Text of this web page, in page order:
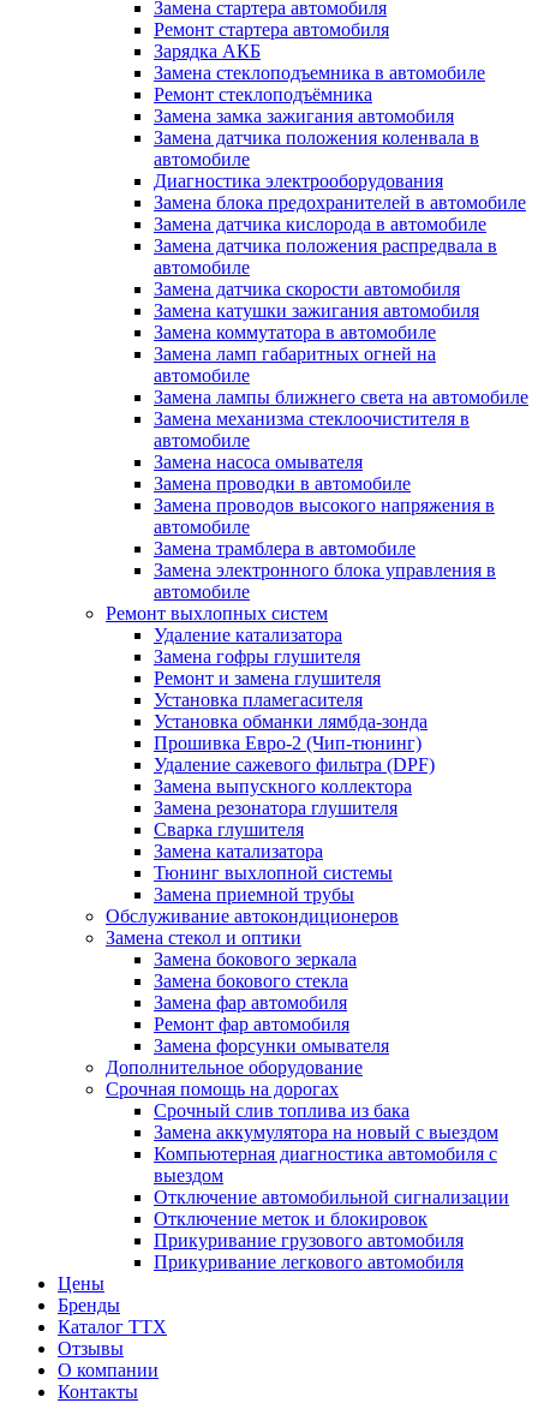
Замена стартера автомобиля
Ремонт стартера автомобиля
Зарядка АКБ
Замена стеклоподъемника в автомобиле
Ремонт стеклоподъёмника
Замена замка зажигания автомобиля
Замена датчика положения коленвала в
автомобиле
Диагностика электрооборудования
Замена блока предохранителей в автомобиле
Замена датчика кислорода в автомобиле
Замена датчика положения распредвала в
автомобиле
Замена датчика скорости автомобиля
Замена катушки зажигания автомобиля
Замена коммутатора в автомобиле
Замена ламп габаритных огней на
автомобиле
Замена лампы ближнего света на автомобиле
Замена механизма стеклоочистителя в
автомобиле
Замена насоса омывателя
Замена проводки в автомобиле
Замена проводов высокого напряжения в
автомобиле
Замена трамблера в автомобиле
Замена электронного блока управления в
автомобиле
Ремонт выхлопных систем
Удаление катализатора
Замена гофры глушителя
Ремонт и замена глушителя
Установка пламегасителя
Установка обманки лямбда-зонда
Прошивка Евро-2 (Чип-тюнинг)
Удаление сажевого фильтра (DPF)
Замена выпускного коллектора
Замена резонатора глушителя
Сварка глушителя
Замена катализатора
Тюнинг выхлопной системы
Замена приемной трубы
Обслуживание автокондиционеров
Замена стекол и оптики
Замена бокового зеркала
Замена бокового стекла
Замена фар автомобиля
Ремонт фар автомобиля
Замена форсунки омывателя
Дополнительное оборудование
Срочная помощь на дорогах
Срочный слив топлива из бака
Замена аккумулятора на новый с выездом
Компьютерная диагностика автомобиля с
выездом
Отключение автомобильной сигнализации
Отключение меток и блокировок
Прикуривание грузового автомобиля
Прикуривание легкового автомобиля
Цены
Бренды
Каталог ТТХ
Отзывы
О компании
Контакты